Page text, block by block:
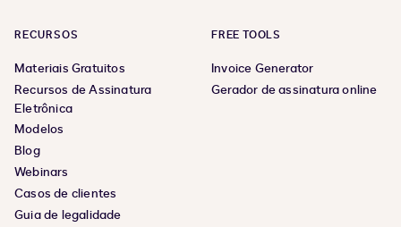
RECURSOS
Materiais Gratuitos
Recursos de Assinatura
Eletrônica
Modelos
Blog
Webinars
Casos de clientes
Guia de legalidade
FREE TOOLS
Invoice Generator
Gerador de assinatura online